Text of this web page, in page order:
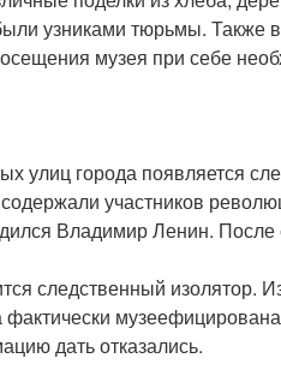
узниками тюрьмы. Также
музея при себе
улиц города появляется
участников
Владимир Ленин.
следственный изолятор.
дать отказались.